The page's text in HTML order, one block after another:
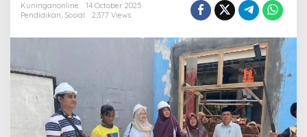
Kuninganonline
14 October 2025
Pendidikan, Sosial 2,377 Views